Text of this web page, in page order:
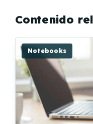
Contenido
Notebooks